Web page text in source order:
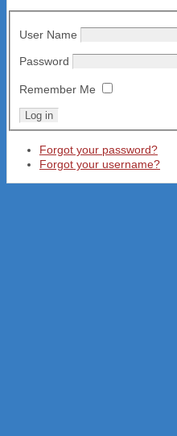
User Name
Password
Remember Me
Forgot your password?
Forgot your username?